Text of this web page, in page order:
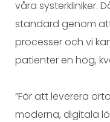
våra systerkliniker.
standard genom
processer och vi
patienter en hög,
”För att leverera
moderna, digitala